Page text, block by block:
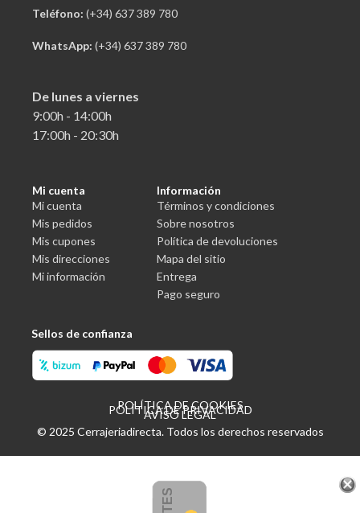
Teléfono: (+34) 637 389 780
WhatsApp: (+34) 637 389 780
De lunes a viernes
9:00h - 14:00h
17:00h - 20:30h
Mi cuenta
Mi cuenta
Mis pedidos
Mis cupones
Mis direcciones
Mi información
Información
Términos y condiciones
Sobre nosotros
Política de devoluciones
Mapa del sitio
Entrega
Pago seguro
Sellos de confianza
POLÍTICA DE COOKIES
POLÍTICA DE PRIVACIDAD
AVISO LEGAL
© 2025 Cerrajeriadirecta. Todos los derechos reservados